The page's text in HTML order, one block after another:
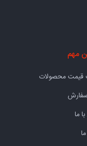
مهم
قیمت محصولات
ما